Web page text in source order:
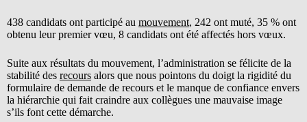
438 candidats ont participé au mouvement, 242 ont muté, 35 % ont
obtenu leur premier vœu, 8 candidats ont été affectés hors vœux.
Suite aux résultats du mouvement, l’administration se félicite de la
stabilité des recours alors que nous pointons du doigt la rigidité du
formulaire de demande de recours et le manque de confiance envers
la hiérarchie qui fait craindre aux collègues une mauvaise image
s’ils font cette démarche.